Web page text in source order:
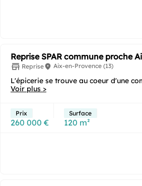
Reprise SPAR commune proche
Reprise Aix-en-Provence (13)
L'épicerie se trouve au coeur d'une
vivre, à quelques kilomètres d'Aix en...
Voir plus >
Prix
260 000 €
Surface
120 m²